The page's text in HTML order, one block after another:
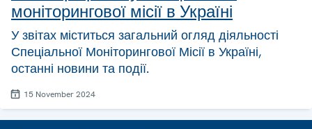
моніторингової місії в Україні
У звітах міститься загальний огляд діяльності
Спеціальної Моніторингової Місії в Україні,
останні новини та події.
15 November 2024